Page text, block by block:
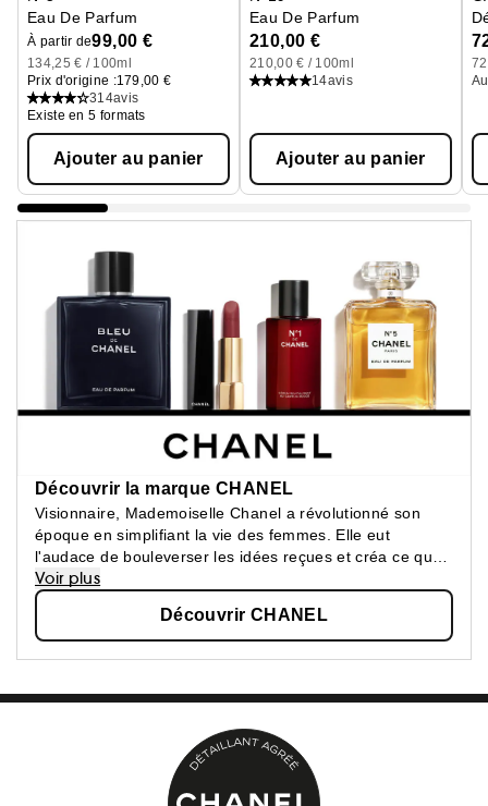
Eau De Parfum
À partir de99,00 €
134,25 € / 100ml
Prix d'origine :179,00 €
314avis
Existe en 5 formats
Ajouter au panier
Eau De Parfum
210,00 €
210,00 € / 100ml
14avis
Ajouter au panier
Découvrir la marque CHANEL
Visionnaire, Mademoiselle Chanel a révolutionné son
époque en simplifiant la vie des femmes. Elle eut
l'audace de bouleverser les idées reçues et créa ce que
les femmes attendaient : une beauté épurée, une
élégance confortable.
Voir plus
Découvrir CHANEL